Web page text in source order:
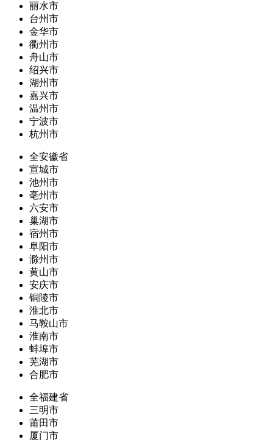
丽水市
台州市
金华市
衢州市
舟山市
绍兴市
湖州市
嘉兴市
温州市
宁波市
杭州市
全安徽省
宣城市
池州市
亳州市
六安市
巢湖市
宿州市
阜阳市
滁州市
黄山市
安庆市
铜陵市
淮北市
马鞍山市
淮南市
蚌埠市
芜湖市
合肥市
全福建省
三明市
莆田市
厦门市